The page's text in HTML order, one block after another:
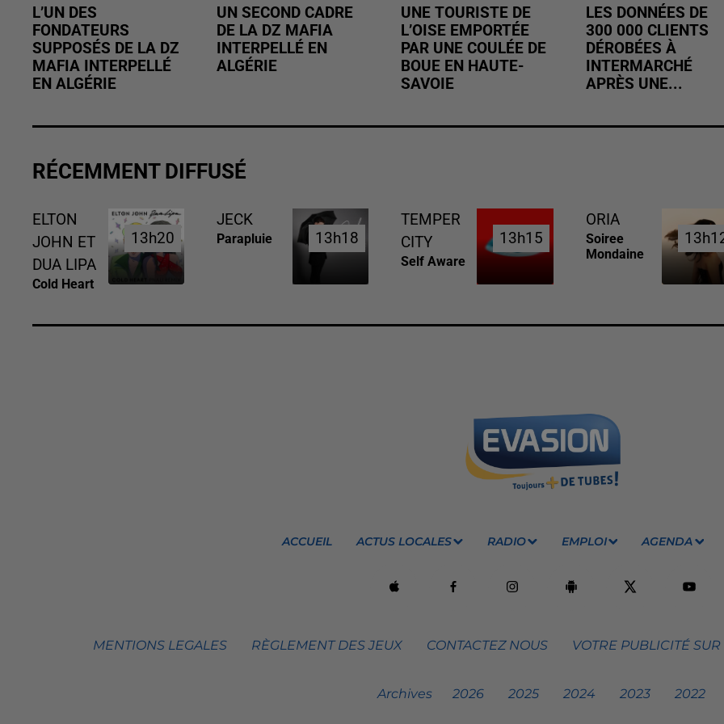
L’UN DES
FONDATEURS
SUPPOSÉS DE LA DZ
MAFIA INTERPELLÉ
EN ALGÉRIE
UN SECOND CADRE
DE LA DZ MAFIA
INTERPELLÉ EN
ALGÉRIE
UNE TOURISTE DE
L’OISE EMPORTÉE
PAR UNE COULÉE DE
BOUE EN HAUTE-
SAVOIE
LES DONNÉES DE
300 000 CLIENTS
DÉROBÉES À
INTERMARCHÉ
APRÈS UNE...
RÉCEMMENT DIFFUSÉ
ELTON
JOHN ET
DUA LIPA
Cold Heart
13h20
13h20
JECK
Parapluie 13h18
13h18
TEMPER
CITY
Self Aware
13h15
13h15
ORIA
Soiree
Mondaine
ACCUEIL ACTUS LOCALES RADIO EMPLOI AGENDA
MENTIONS LEGALES RÈGLEMENT DES JEUX CONTACTEZ NOUS VOTRE PUBLICITÉ
Archives 2026 2025 2024 2023 2022